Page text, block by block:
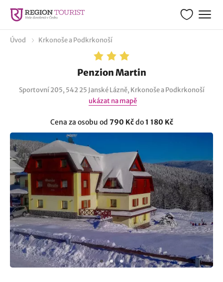
Úvod Krkonoše a Podkrkonoší
Penzion Martin
Sportovní 205, 542 25 Janské Lázně, Krkonoše a Podkrkonoší
ukázat na mapě
Cena za osobu od 790 Kčdo1 180 Kč